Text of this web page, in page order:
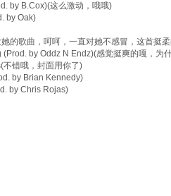
by B.Cox)(这么激动，哦哦)
by Oak)
的歌曲，呵呵，一直对她不感冒，这首挺
(Prod. by Oddz N Endz)(感觉挺爽的嘎，为
错哦，封面用你了)
by Brian Kennedy)
by Chris Rojas)